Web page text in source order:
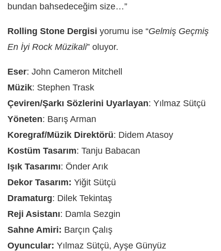
bundan bahsedeceğim size…”
Rolling Stone Dergisi yorumu ise “Gelmiş Geçmiş
En İyi Rock Müzikali” oluyor.
Eser: John Cameron Mitchell
Müzik: Stephen Trask
Çeviren/Şarkı Sözlerini Uyarlayan: Yılmaz Sütçü
Yöneten: Barış Arman
Koregraf/Müzik Direktörü: Didem Atasoy
Kostüm Tasarım: Tanju Babacan
Işık Tasarımı: Önder Arık
Dekor Tasarım: Yiğit Sütçü
Dramaturg: Dilek Tekintaş
Reji Asistanı: Damla Sezgin
Sahne Amiri: Barçın Çalış
Oyuncular: Yılmaz Sütçü, Ayşe Günyüz